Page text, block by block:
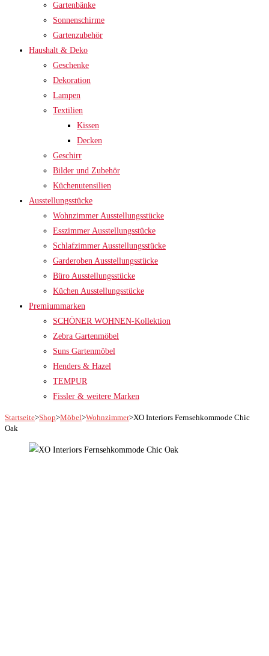
Gartenbänke
Sonnenschirme
Gartenzubehör
Haushalt & Deko
Geschenke
Dekoration
Lampen
Textilien
Kissen
Decken
Geschirr
Bilder und Zubehör
Küchenutensilien
Ausstellungsstücke
Wohnzimmer Ausstellungsstücke
Esszimmer Ausstellungsstücke
Schlafzimmer Ausstellungsstücke
Garderoben Ausstellungsstücke
Büro Ausstellungsstücke
Küchen Ausstellungsstücke
Premiummarken
SCHÖNER WOHNEN-Kollektion
Zebra Gartenmöbel
Suns Gartenmöbel
Henders & Hazel
TEMPUR
Fissler & weitere Marken
Startseite>Shop>Möbel>Wohnzimmer>XO Interiors Fernsehkommode Chic
Oak